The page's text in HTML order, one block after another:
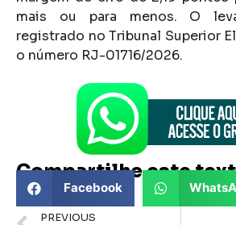
mais ou para menos. O
registrado no Tribunal Superior
o número RJ-01716/2026.
Compartilhe este
Facebook
PREVIOUS